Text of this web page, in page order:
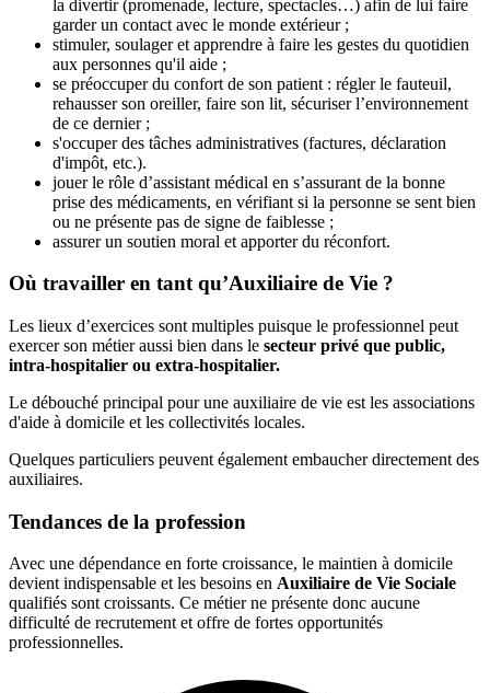
la divertir (promenade, lecture, spectacles…) afin de lui faire
garder un contact avec le monde extérieur ;
stimuler, soulager et apprendre à faire les gestes du quotidien
aux personnes qu'il aide ;
se préoccuper du confort de son patient : régler le fauteuil,
rehausser son oreiller, faire son lit, sécuriser l’environnement
de ce dernier ;
s'occuper des tâches administratives (factures, déclaration
d'impôt, etc.).
jouer le rôle d’assistant médical en s’assurant de la bonne
prise des médicaments, en vérifiant si la personne se sent bien
ou ne présente pas de signe de faiblesse ;
assurer un soutien moral et apporter du réconfort.
Où travailler en tant qu’Auxiliaire de Vie ?
Les lieux d’exercices sont multiples puisque le professionnel peut
exercer son métier aussi bien dans le secteur privé que public,
intra-hospitalier ou extra-hospitalier.
Le débouché principal pour une auxiliaire de vie est les associations
d'aide à domicile et les collectivités locales.
Quelques particuliers peuvent également embaucher directement des
auxiliaires.
Tendances de la profession
Avec une dépendance en forte croissance, le maintien à domicile
devient indispensable et les besoins en Auxiliaire de Vie Sociale
qualifiés sont croissants. Ce métier ne présente donc aucune
difficulté de recrutement et offre de fortes opportunités
professionnelles.